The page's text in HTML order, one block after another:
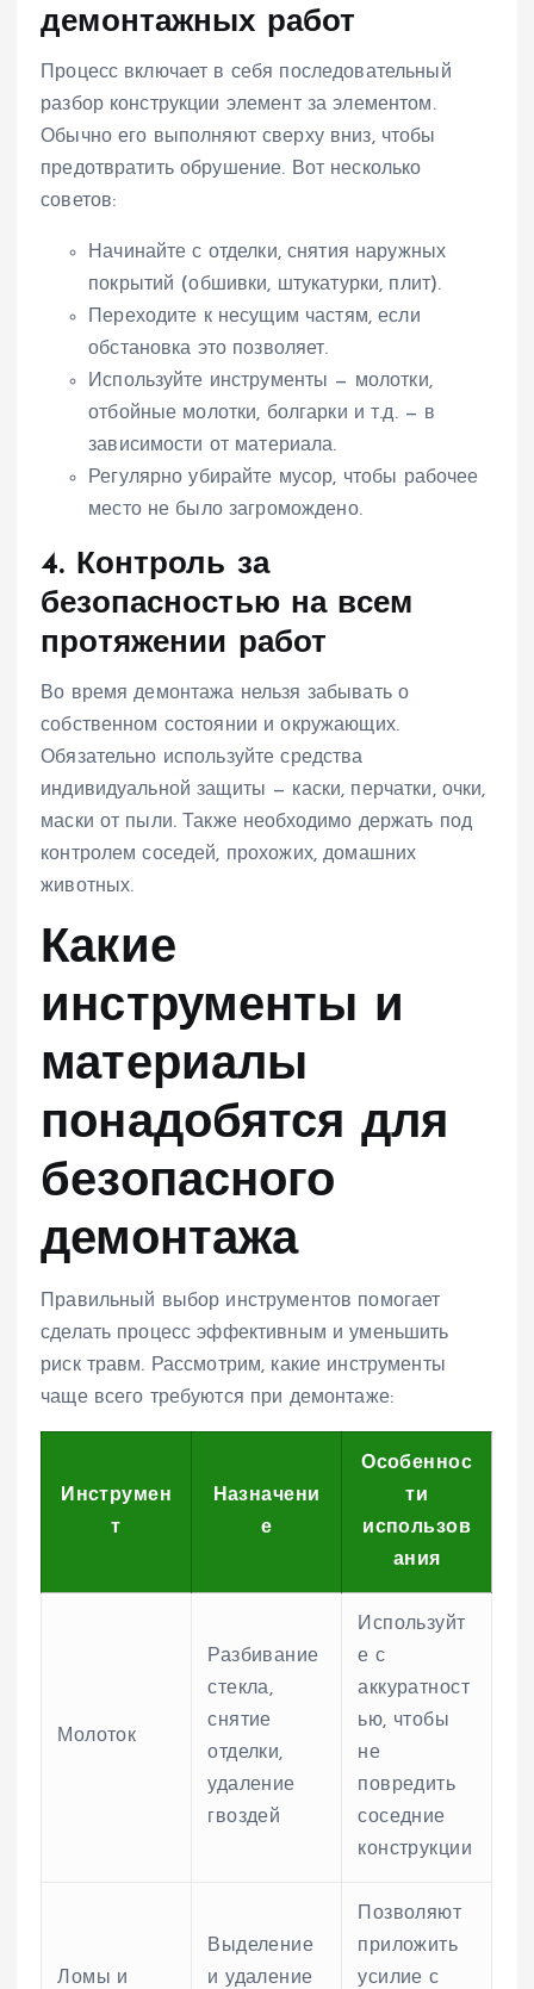
демонтажных работ
Процесс включает в себя последовательный
разбор конструкции элемент за элементом.
Обычно его выполняют сверху вниз, чтобы
предотвратить обрушение. Вот несколько
советов:
Начинайте с отделки, снятия наружных
покрытий (обшивки, штукатурки, плит).
Переходите к несущим частям, если
обстановка это позволяет.
Используйте инструменты — молотки,
отбойные молотки, болгарки и т.д. — в
зависимости от материала.
Регулярно убирайте мусор, чтобы рабочее
место не было загромождено.
4. Контроль за
безопасностью на всем
протяжении работ
Во время демонтажа нельзя забывать о
собственном состоянии и окружающих.
Обязательно используйте средства
индивидуальной защиты — каски, перчатки, очки,
маски от пыли. Также необходимо держать под
контролем соседей, прохожих, домашних
животных.
Какие
инструменты и
материалы
понадобятся для
безопасного
демонтажа
Правильный выбор инструментов помогает
сделать процесс эффективным и уменьшить
риск травм. Рассмотрим, какие инструменты
чаще всего требуются при демонтаже:
Инструмен
т
Назначени
е
Особеннос
ти
использов
ания
Молоток
Разбивание
стекла,
снятие
отделки,
удаление
гвоздей
Используйт
е с
аккуратност
ью, чтобы
не
повредить
соседние
конструкции
Ломы и
Выделение
и удаление
Позволяют
приложить
усилие с